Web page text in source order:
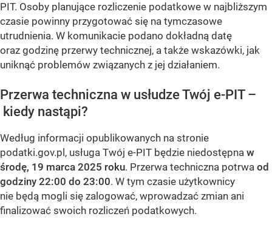
PIT. Osoby planujące rozliczenie podatkowe w najbliższym
czasie powinny przygotować się na tymczasowe
utrudnienia. W komunikacie podano dokładną datę
oraz godzinę przerwy technicznej, a także wskazówki, jak
uniknąć problemów związanych z jej działaniem.
Przerwa techniczna w usłudze Twój e-PIT –
kiedy nastąpi?
Według informacji opublikowanych na stronie
podatki.gov.pl, usługa Twój e-PIT będzie niedostępna w
środę, 19 marca 2025 roku. Przerwa techniczna potrwa od
godziny 22:00 do 23:00. W tym czasie użytkownicy
nie będą mogli się zalogować, wprowadzać zmian ani
finalizować swoich rozliczeń podatkowych.